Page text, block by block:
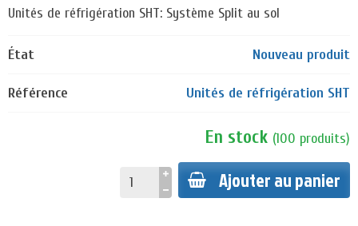
Unités de réfrigération SHT: Système Split au sol
État Nouveau produit
Référence Unités de réfrigération SHT
En stock (100 produits)
Ajouter au panier